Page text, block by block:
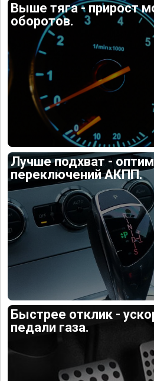
Выше тяга - прирост
оборотов.
Лучше подхват -
переключений АКПП.
Быстрее отклик -
педали газа.